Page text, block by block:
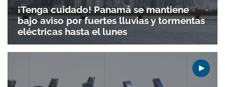
¡Tenga cuidado! Panamá se mantiene
bajo aviso por fuertes lluvias y tormentas
eléctricas hasta el lunes